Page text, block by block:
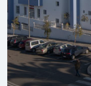
El Centro Solidario